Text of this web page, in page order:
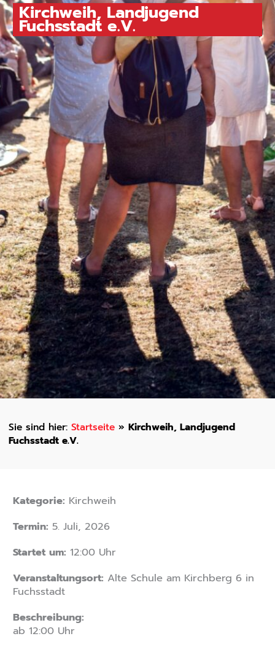
Kirchweih, Landjugend
Fuchsstadt e.V.
Startseite» Kirchweih, Landjugend
Fuchsstadt e.V.
Kategorie: Kirchweih
Termin: 5. Juli, 2026
Startet um: 12:00 Uhr
Veranstaltungsort: Alte Schule am Kirchberg 6 in
Fuchsstadt
Beschreibung:
ab 12:00 Uhr